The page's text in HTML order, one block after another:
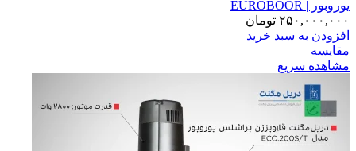
یوروبور | EUROBOOR
۲۵۰,۰۰۰,۰۰۰ تومان
افزودن به سبد خرید
مقایسه
مشاهده سریع